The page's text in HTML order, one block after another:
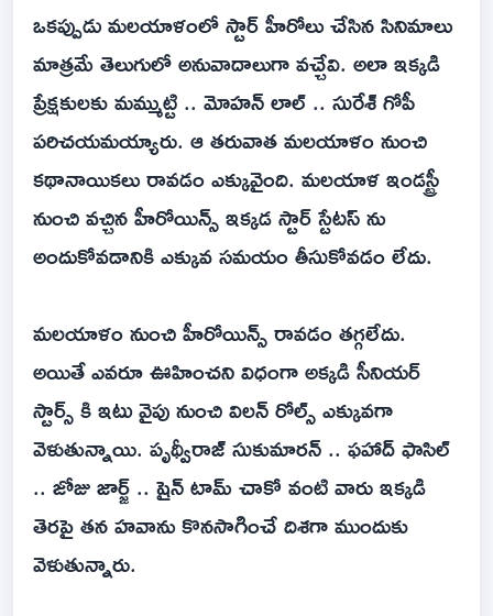
ఒకప్పుడు మలయాళంలో స్టార్ హీరోలు చేసిన సినిమాలు
మాత్రమే తెలుగులో అనువాదాలుగా వచ్చేవి. అలా ఇక్కడి
ప్రేక్షకులకు మమ్ముట్టి .. మోహన్ లాల్ .. సురేశ్ గోపీ
పరిచయమయ్యారు. ఆ తరువాత మలయాళం నుంచి
కథానాయికలు రావడం ఎక్కువైంది. మలయాళ ఇండస్ట్రీ
నుంచి వచ్చిన హీరోయిన్స్ ఇక్కడ స్టార్ స్టేటస్ ను
అందుకోవడానికి ఎక్కువ సమయం తీసుకోవడం లేదు.
మలయాళం నుంచి హీరోయిన్స్ రావడం తగ్గలేదు.
అయితే ఎవరూ ఊహించని విధంగా అక్కడి సీనియర్
స్టార్స్ కి ఇటు వైపు నుంచి విలన్ రోల్స్ ఎక్కువగా
వెళుతున్నాయి. పృథ్వీరాజ్ సుకుమారన్ .. ఫహాద్ ఫాసిల్
.. జోజు జార్జ్ .. షైన్ టామ్ చాకో వంటి వారు ఇక్కడి
తెరపై తన హవాను కొనసాగించే దిశగా ముందుకు
వెళుతున్నారు.